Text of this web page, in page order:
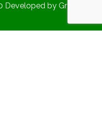
Developed by Gryd